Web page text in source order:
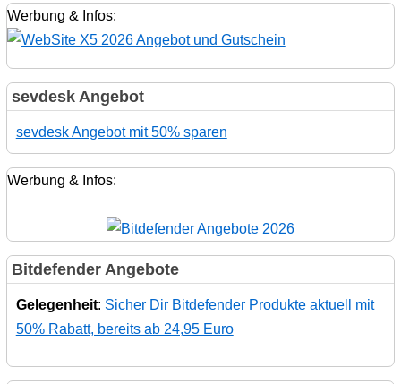
Werbung & Infos:
sevdesk Angebot
sevdesk Angebot mit 50% sparen
Werbung & Infos:
Bitdefender Angebote
Gelegenheit: Sicher Dir Bitdefender Produkte aktuell mit
50% Rabatt, bereits ab 24,95 Euro